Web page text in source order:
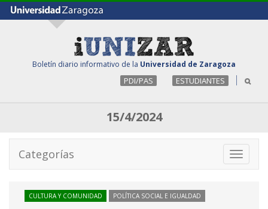
Boletín diario informativo de la Universidad de Zaragoza
PDI/PAS ESTUDIANTES
15/4/2024
Toggle
Categorías
CULTURA Y COMUNIDAD POLÍTICA SOCIAL E IGUALDAD